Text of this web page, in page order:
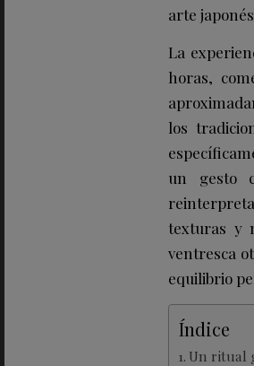
arte
La
horas,
los
un gesto
texturas y
ventresca
equilibrio
Índice
Un ritual